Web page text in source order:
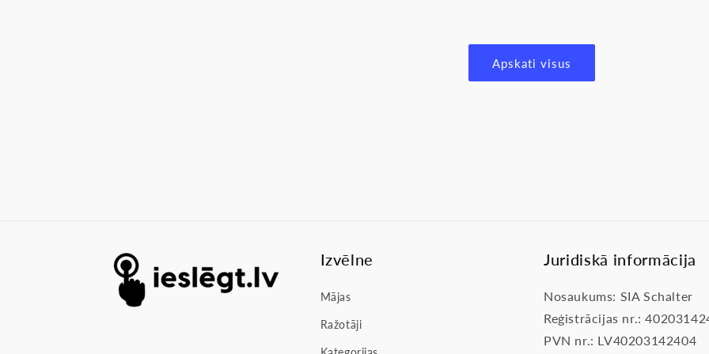
Apskati visus
Izvēlne
Mājas
Ražotāji
Juridiskā informācija
Nosaukums: SIA Schalter
Reģistrācijas nr.:
PVN nr.: LV40203142404